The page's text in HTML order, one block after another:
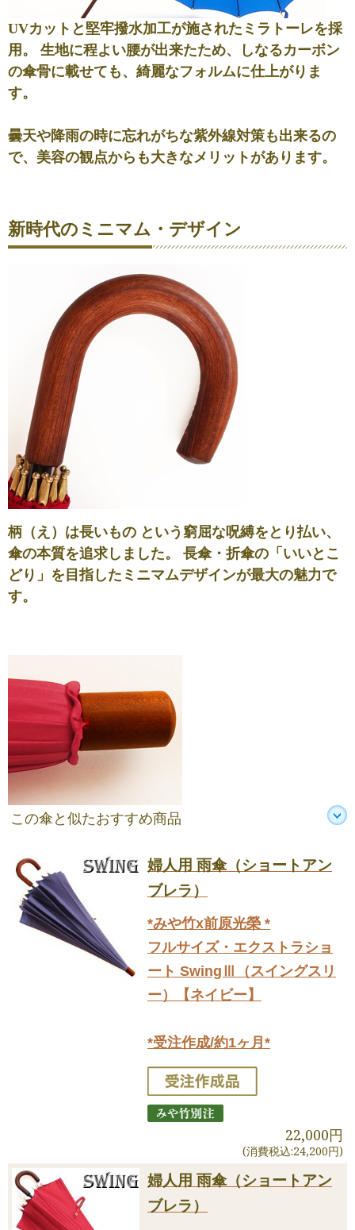
UVカットと堅牢撥水加工が施されたミラトーレを採
用。 生地に程よい腰が出来たため、しなるカーボン
の傘骨に載せても、綺麗なフォルムに仕上がりま
す。
曇天や降雨の時に忘れがちな紫外線対策も出来るの
で、美容の観点からも大きなメリットがあります。
新時代のミニマム・デザイン
柄（え）は長いもの という窮屈な呪縛をとり払い、
傘の本質を追求しました。 長傘・折傘の「いいとこ
どり」を目指したミニマムデザインが最大の魅力で
す。
この傘と似たおすすめ商品
婦人用 雨傘（ショートアン
ブレラ）
*みや竹x前原光榮 *
フルサイズ・エクストラショ
ート SwingⅢ（スイングスリ
ー）【ネイビー】
*受注作成/約1ヶ月*
22,000円
(消費税込:24,200円)
婦人用 雨傘（ショートアン
ブレラ）